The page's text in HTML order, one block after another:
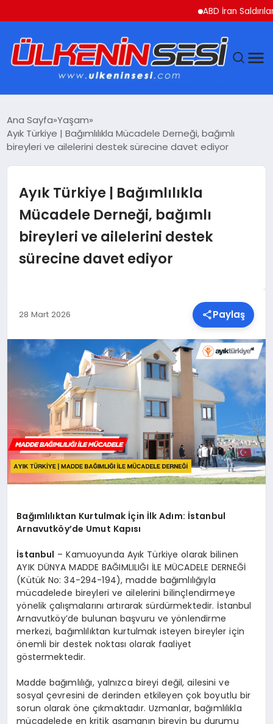
ABD İran Saldırılarını
EKONOMI
MAGAZIN
SAĞLIK
MALATYA HABERLERI
Ana Sayfa Yaşam
Ayık Türkiye | Bağımlılıkla Mücadele Derneği, bağımlı
bireyleri ve ailelerini destek sürecine davet ediyor
Ayık Türkiye | Bağımlılıkla
Mücadele Derneği, bağımlı
bireyleri ve ailelerini destek
sürecine davet ediyor
28 Mart 2026 Paylaş
Bağımlılıktan Kurtulmak İçin İlk Adım: İstanbul
Arnavutköy’de Umut Kapısı
İstanbul – Kamuoyunda Ayık Türkiye olarak bilinen
AYIK DÜNYA MADDE BAĞIMLILIĞI İLE MÜCADELE DERNEĞİ
(Kütük No: 34-294-194), madde bağımlılığıyla
mücadelede bireyleri ve ailelerini bilinçlendirmeye
yönelik çalışmalarını artırarak sürdürmektedir. İstanbul
Arnavutköy’de bulunan başvuru ve yönlendirme
merkezi, bağımlılıktan kurtulmak isteyen bireyler için
önemli bir destek noktası olarak faaliyet
göstermektedir.
Madde bağımlılığı, yalnızca bireyi değil, ailesini ve
sosyal çevresini de derinden etkileyen çok boyutlu bir
sorun olarak öne çıkmaktadır. Uzmanlar, bağımlılıkla
mücadelede en kritik aşamanın bireyin bu durumu